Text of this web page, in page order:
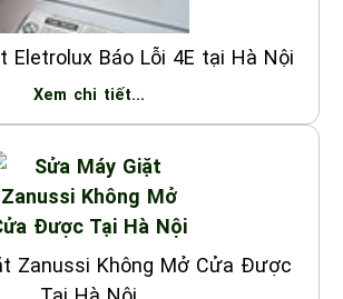
Eletrolux Báo Lỗi 4E tại Hà Nội
Xem chi tiết...
Zanussi Không Mở Cửa Được